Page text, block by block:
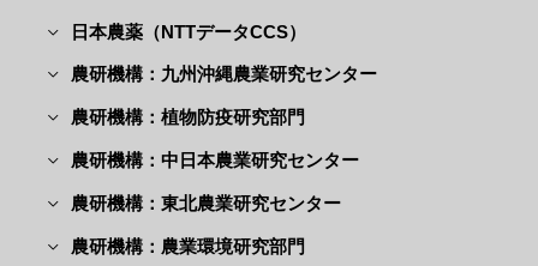
日本農薬（NTTデータCCS）
農研機構：九州沖縄農業研究センター
農研機構：植物防疫研究部門
農研機構：中日本農業研究センター
農研機構：東北農業研究センター
農研機構：農業環境研究部門